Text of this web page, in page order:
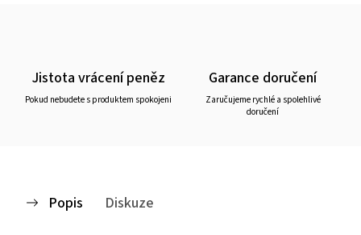
Jistota vrácení peněz
Pokud nebudete s produktem spokojeni
Garance doručení
Zaručujeme rychlé a spolehlivé
doručení
Popis Diskuze